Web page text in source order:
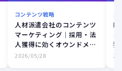
コンテンツ戦略
人材派遣会社のコンテンツ
マーケティング｜採用・法
人獲得に効くオウンドメデ
ィア戦略
2026/05/28
コ
ィ
獲